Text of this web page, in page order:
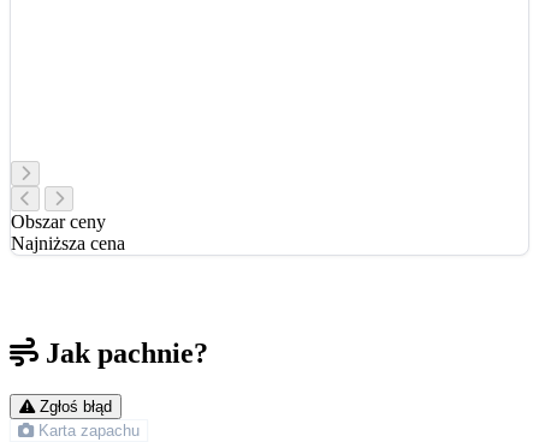
Obszar ceny
Najniższa cena
Jak pachnie?
Zgłoś błąd
Karta zapachu